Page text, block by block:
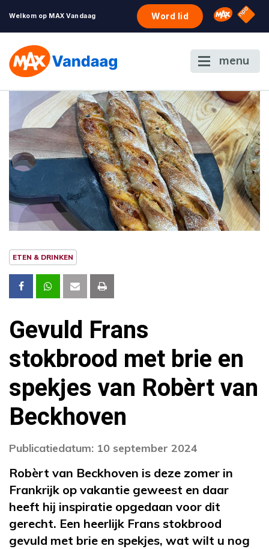
Welkom op MAX Vandaag Word lid Omroep
NPO
menu
ETEN & DRINKEN
Gevuld Frans
stokbrood met brie en
spekjes van Robèrt van
Beckhoven
Publicatiedatum: 10 september 2024
Robèrt van Beckhoven is deze zomer in
Frankrijk op vakantie geweest en daar
heeft hij inspiratie opgedaan voor dit
gerecht. Een heerlijk Frans stokbrood
gevuld met brie en spekjes, wat wilt u nog